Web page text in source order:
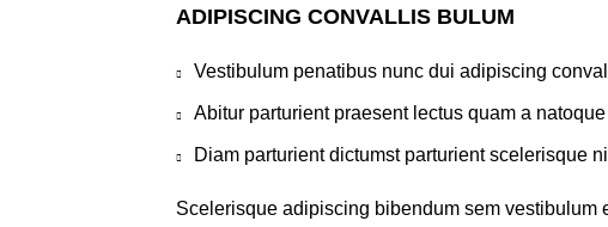
ADIPISCING CONVALLIS BULUM
Vestibulum penatibus nunc dui adipiscing
Abitur parturient praesent lectus quam a
Diam parturient dictumst parturient scelerisque
Scelerisque adipiscing bibendum sem vestibulum